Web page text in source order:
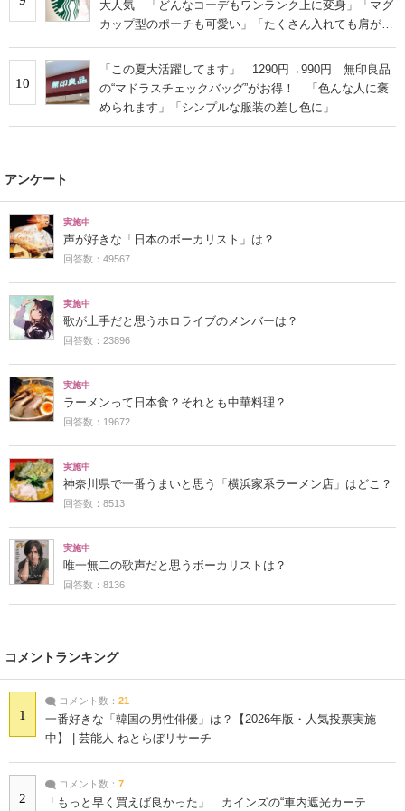
大人気 「どんなコーデもワンランク上に変身」「マグ
カップ型のポーチも可愛い」「たくさん入れても肩が痛
10
「この夏大活躍してます」 1290円→990円 無印良品
の“マドラスチェックバッグ”がお得！ 「色んな人に褒
められます」「シンプルな服装の差し色に」
アンケート
実施中
声が好きな「日本のボーカリスト」は？
回答数：49567
実施中
歌が上手だと思うホロライブのメンバーは？
回答数：23896
実施中
ラーメンって日本食？それとも中華料理？
回答数：19672
実施中
神奈川県で一番うまいと思う「横浜家系ラーメン店」はどこ？
回答数：8513
実施中
唯一無二の歌声だと思うボーカリストは？
回答数：8136
コメントランキング
1
コメント数： 21
一番好きな「韓国の男性俳優」は？【2026年版・人気投票実施
中】 | 芸能人 ねとらぼリサーチ
2
コメント数： 7
「もっと早く買えば良かった」 カインズの“車内遮光カーテ